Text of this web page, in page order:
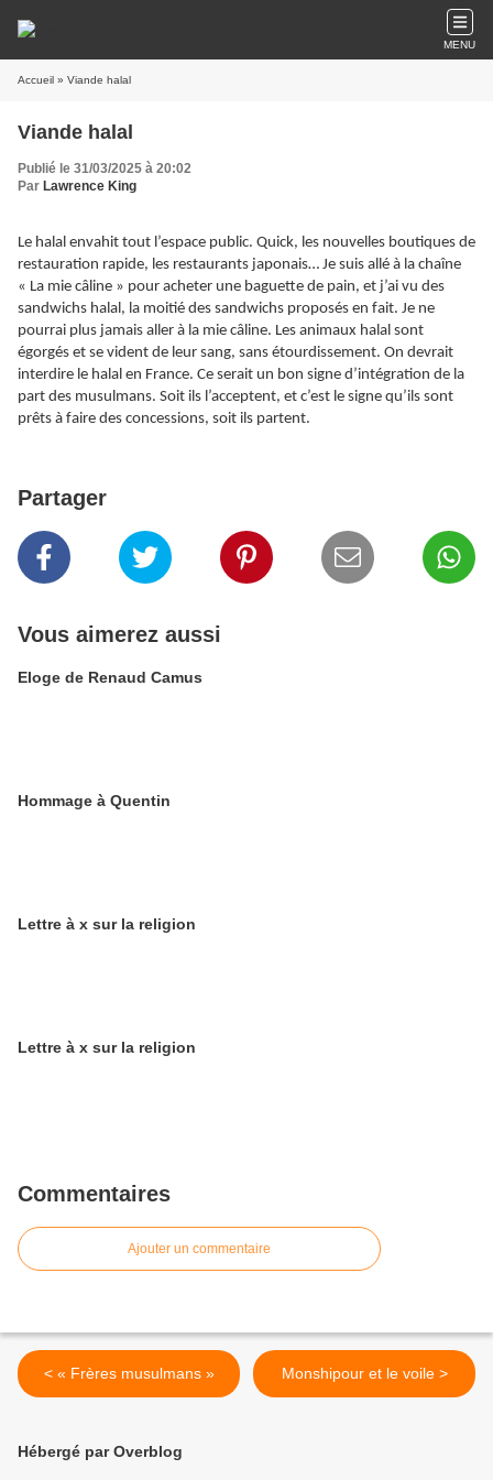
MENU
Accueil » Viande halal
Viande halal
Publié le 31/03/2025 à 20:02
Par Lawrence King
Le halal envahit tout l’espace public. Quick, les nouvelles boutiques de
restauration rapide, les restaurants japonais… Je suis allé à la chaîne
« La mie câline » pour acheter une baguette de pain, et j’ai vu des
sandwichs halal, la moitié des sandwichs proposés en fait. Je ne
pourrai plus jamais aller à la mie câline. Les animaux halal sont
égorgés et se vident de leur sang, sans étourdissement. On devrait
interdire le halal en France. Ce serait un bon signe d’intégration de la
part des musulmans. Soit ils l’acceptent, et c’est le signe qu’ils sont
prêts à faire des concessions, soit ils partent.
Partager
Vous aimerez aussi
Eloge de Renaud Camus
Hommage à Quentin
Lettre à x sur la religion
Lettre à x sur la religion
Commentaires
Ajouter un commentaire
< « Frères musulmans » Monshipour et le voile >
Hébergé par Overblog